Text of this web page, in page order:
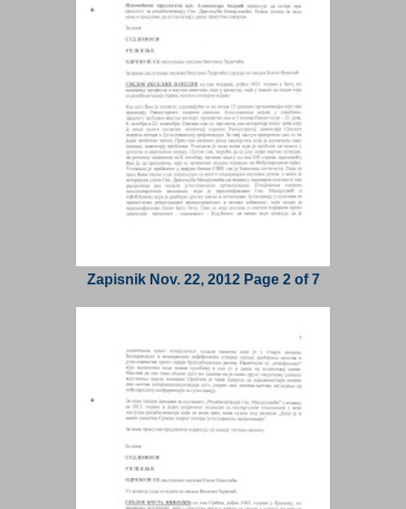
Zapisnik Nov. 22, 2012 Page 2 of 7